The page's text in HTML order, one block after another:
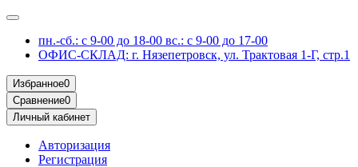
пн.-сб.: с 9-00 до 18-00 вс.: с 9-00 до 17-00
ОФИС-СКЛАД: г. Нязепетровск, ул. Трактовая 1-Г, стр.1
Избранное0
Сравнение0
Личный кабинет
Авторизация
Регистрация